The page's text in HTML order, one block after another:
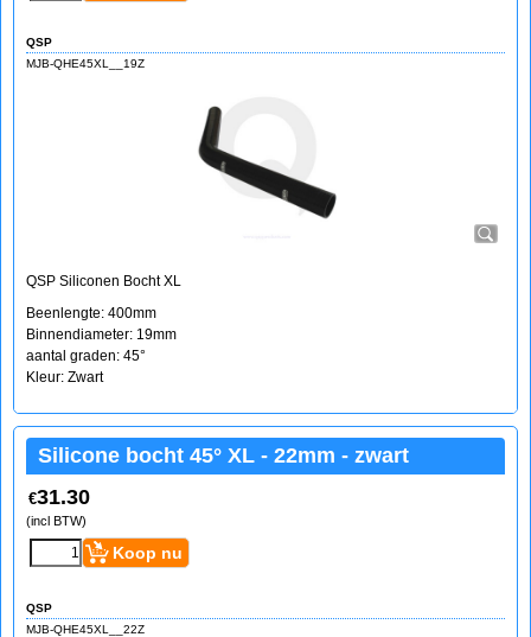
QSP
MJB-QHE45XL__19Z
QSP Siliconen Bocht XL
Beenlengte: 400mm
Binnendiameter: 19mm
aantal graden: 45°
Kleur: Zwart
Silicone bocht 45° XL - 22mm - zwart
€31.30
(incl BTW)
Koop nu
QSP
MJB-QHE45XL__22Z